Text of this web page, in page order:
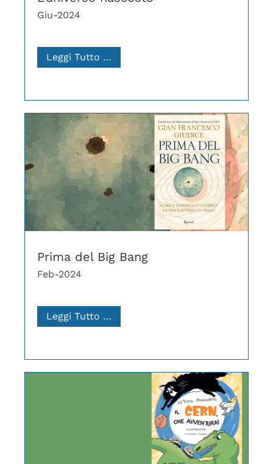
Giu-2024
Leggi Tutto …
Prima del Big Bang
Feb-2024
Leggi Tutto …